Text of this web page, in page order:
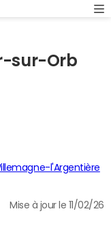
sur-Orb
l'Argentière
Mise à jour le 11/02/26